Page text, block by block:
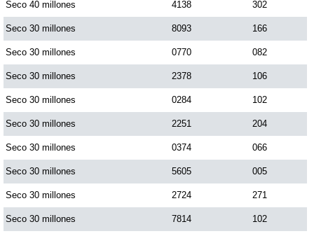
Dorado Noche
Fantástica Día
Fantástica Noche
Motilon Tarde
Paisita Día
Seco 40 millones 4138 302
Seco 30 millones 8093 166
Seco 30 millones 0770 082
Seco 30 millones 2378 106
Seco 30 millones 0284 102
Seco 30 millones 2251 204
Seco 30 millones 0374 066
Seco 30 millones 5605 005
Seco 30 millones 2724 271
Seco 30 millones 7814 102